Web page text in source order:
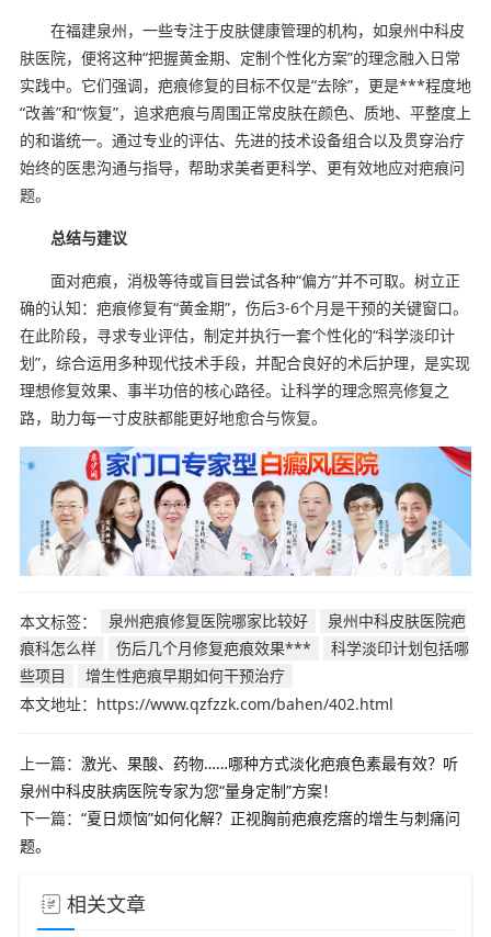
在福建泉州，一些专注于皮肤健康管理的机构，如泉州中科皮
肤医院，便将这种“把握黄金期、定制个性化方案”的理念融入日常
实践中。它们强调，疤痕修复的目标不仅是“去除”，更是***程度地
“改善”和“恢复”，追求疤痕与周围正常皮肤在颜色、质地、平整度上
的和谐统一。通过专业的评估、先进的技术设备组合以及贯穿治疗
始终的医患沟通与指导，帮助求美者更科学、更有效地应对疤痕问
题。
总结与建议
面对疤痕，消极等待或盲目尝试各种“偏方”并不可取。树立正
确的认知：疤痕修复有“黄金期”，伤后3-6个月是干预的关键窗口。
在此阶段，寻求专业评估，制定并执行一套个性化的“科学淡印计
划”，综合运用多种现代技术手段，并配合良好的术后护理，是实现
理想修复效果、事半功倍的核心路径。让科学的理念照亮修复之
路，助力每一寸皮肤都能更好地愈合与恢复。
本文标签： 泉州疤痕修复医院哪家比较好
泉州中科皮肤医院疤
痕科怎么样
伤后几个月修复疤痕效果***
科学淡印计划包括哪
些项目
增生性疤痕早期如何干预治疗
本文地址：https://www.qzfzzk.com/bahen/402.html
上一篇： 激光、果酸、药物……哪种方式淡化疤痕色素最有效？听
泉州中科皮肤病医院专家为您“量身定制”方案！
下一篇： “夏日烦恼”如何化解？正视胸前疤痕疙瘩的增生与刺痛问
题。
相关文章